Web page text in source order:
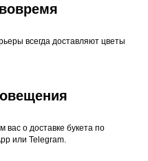
всегда доставляют цветы
вас о доставке букета по
или Telegram.